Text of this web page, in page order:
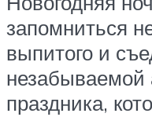
запомниться
выпитого и
праздника,